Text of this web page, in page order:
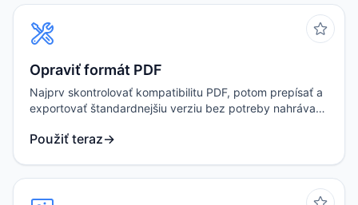
Opraviť formát PDF
Najprv skontrolovať kompatibilitu PDF, potom prepísať a
exportovať štandardnejšiu verziu bez potreby nahrávať
Použiť teraz→